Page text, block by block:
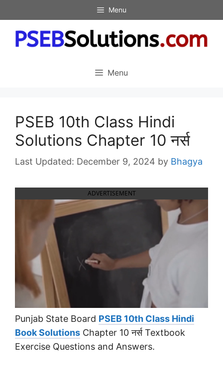
to
content
Menu
Menu
PSEB 10th Class Hindi
Solutions Chapter 10 नर्स
December 9, 2024 by Bhagya
ADVERTISEMENT
Punjab State Board PSEB 10th Class Hindi
Book Solutions Chapter 10 नर्स Textbook
Exercise Questions and Answers.